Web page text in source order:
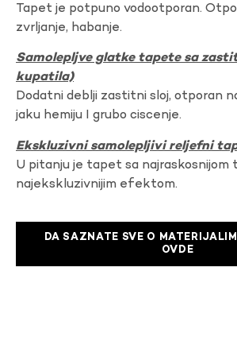
Tapet je potpuno vodootporan.
zvrljanje, habanje.
Samolepljve glatke tapete sa
kupatila)
Dodatni deblji zastitni sloj, otporan
jaku hemiju I grubo ciscenje.
Ekskluzivni samolepljivi reljefni
U pitanju je tapet sa najraskosnijom
najekskluzivnijim efektom.
DA SAZNATE SVE O
OVDE